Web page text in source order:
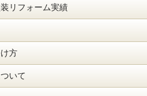
リフォーム実績
方
いて